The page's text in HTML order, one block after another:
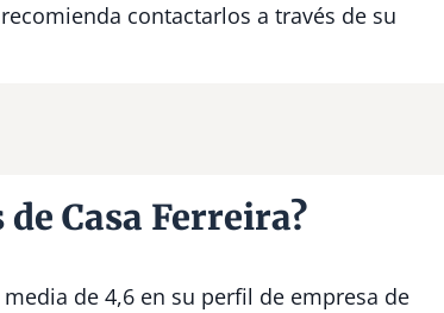
contactarlos a través de su
Casa Ferreira?
de 4,6 en su perfil de empresa de